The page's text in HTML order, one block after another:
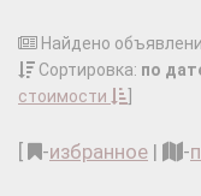
Найдено
Сортировка: по
стоимости
-избранное | -